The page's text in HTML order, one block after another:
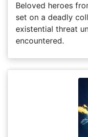
Beloved heroes
set on a deadly
existential threat
encountered.